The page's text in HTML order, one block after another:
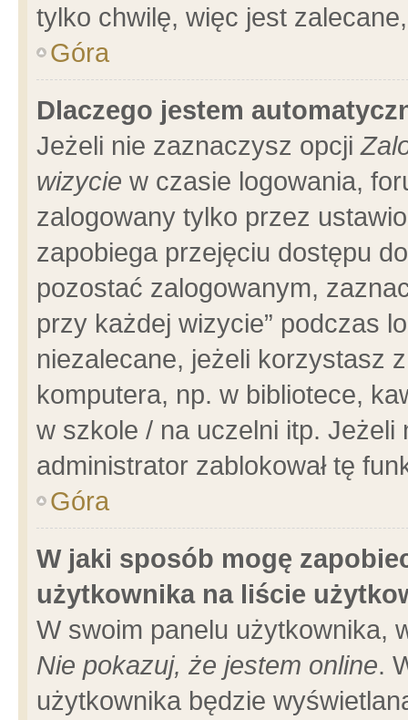
tylko chwilę, więc jest
Góra
Dlaczego jestem
Jeżeli nie zaznaczysz opcji
wizycie w czasie logowania,
zalogowany tylko przez
zapobiega przejęciu dostępu
pozostać zalogowanym,
przy każdej wizycie” podczas
niezalecane, jeżeli korzystasz
komputera, np. w bibliotece,
w szkole / na uczelni itp.
administrator zablokował tę
Góra
W jaki sposób mogę
użytkownika na liście
W swoim panelu użytkownika,
Nie pokazuj, że jestem online.
użytkownika będzie